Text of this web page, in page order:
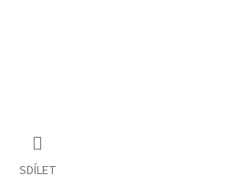
SDÍLET